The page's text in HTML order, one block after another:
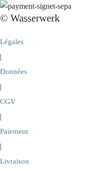
© Wasserwerk
Légales
|
Données
|
CGV
|
Paiement
|
Livraison